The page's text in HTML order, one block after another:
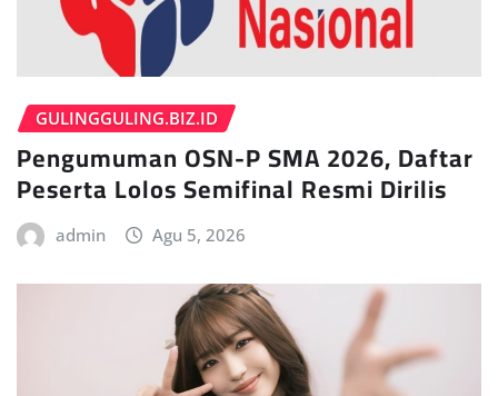
GULINGGULING.BIZ.ID
Pengumuman OSN-P SMA 2026, Daftar
Peserta Lolos Semifinal Resmi Dirilis
admin Agu 5, 2026